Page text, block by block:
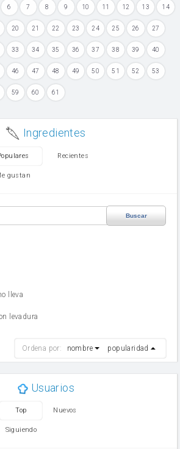
6 7 8 9 10 11 12 13 14
20 21 22 23 24 25 26 27
33 34 35 36 37 38 39 40
46 47 48 49 50 51 52 53
59 60 61
Ingredientes
Recientes
gustan
Buscar
lleva
levadura
Ordena por: nombre popularidad
Usuarios
Top Nuevos
Siguiendo